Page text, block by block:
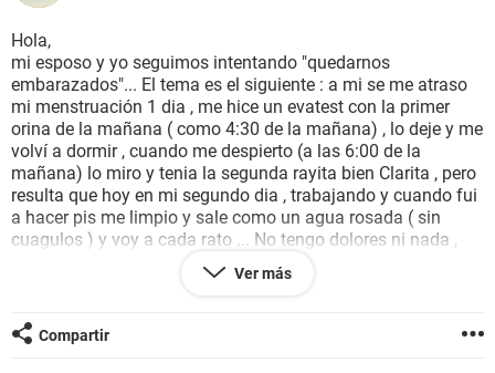
BIENESTAR
SEXUALIDAD
GLOSARIO
Hola,
mi esposo y yo seguimos intentando "quedarnos
embarazados"... El tema es el siguiente : a mi se me atraso
mi menstruación 1 dia , me hice un evatest con la primer
orina de la mañana ( como 4:30 de la mañana) , lo deje y me
volví a dormir , cuando me despierto (a las 6:00 de la
mañana) lo miro y tenia la segunda rayita bien Clarita , pero
resulta que hoy en mi segundo dia , trabajando y cuando fui
a hacer pis me limpio y sale como un agua rosada ( sin
cuagulos ) y voy a cada rato ... No tengo dolores ni nada ,
sin embargo desde como 10 dias antes de la fecha de mi
periodo ando con nauseas , dolor de cabeza , muchísimo
que me crecieron un poco y me duelen los huesos de la
cadera ...yo ya perdí dos embarazos y nuestro mayor deseo
Ver más
Compartir